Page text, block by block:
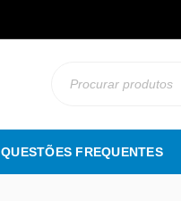
QUESTÕES FREQUENTES